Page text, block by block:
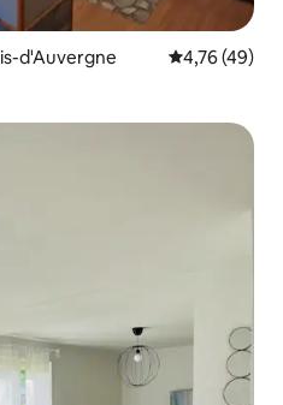
d'Auvergne 4,76 de uma
4,76 (49)